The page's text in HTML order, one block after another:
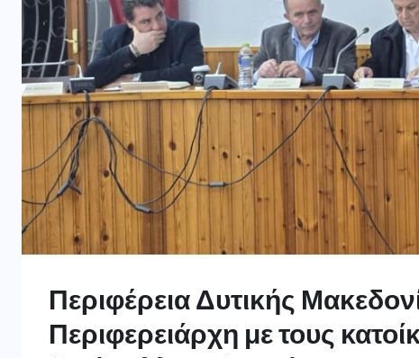
Περιφέρεια Δυτικής
Περιφερειάρχη με τους